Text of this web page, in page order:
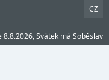
CZ
8.8.2026, Svátek má Soběslav